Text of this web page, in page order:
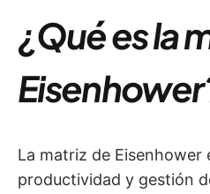
¿Qué es la
La matriz de Eisenhower
productividad y gestión